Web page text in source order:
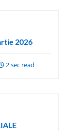
2026
2 sec read